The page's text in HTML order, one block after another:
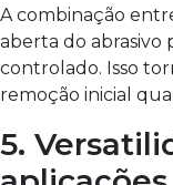
A combinação
aberta do
controlado. Isso
remoção inicial
5.